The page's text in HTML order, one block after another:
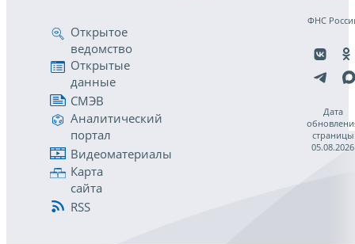
Открытое
ведомство
Открытые
данные
СМЭВ
Аналитический
портал
Видеоматериалы
Карта
сайта
RSS
ФНС
Дата
страницы
05.08.2026